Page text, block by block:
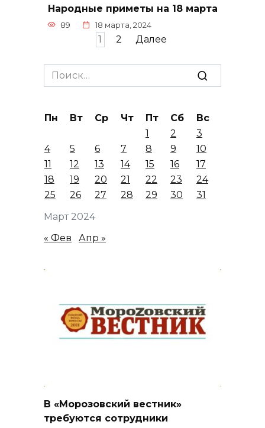
Народные приметы на 18 марта
89 18 марта, 2024
1 2 Далее
Search
for:
Март 2024
Пн Вт Ср Чт Пт Сб
Вс
1
2
3
4
5 6 7 8 9
10
11
12 13 14 15 16
17
18
19 20 21 22 23
24
25
26 27 28 29 30 31
« Фев Апр »
В «Морозовский вестник»
требуются сотрудники